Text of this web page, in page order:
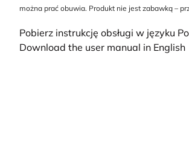
można prać obuwia. Produkt nie jest zabawką –
Pobierz instrukcję obsługi w języku
Download the user manual in English